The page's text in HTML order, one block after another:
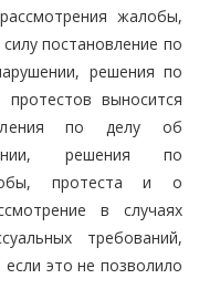
жалобы,
постановление по
решения по
выносится
по делу об
решения по
протеста и о
в случаях
требований,
это не позволило